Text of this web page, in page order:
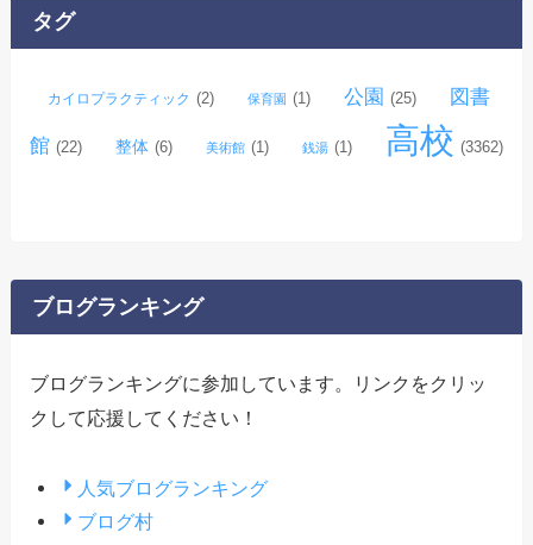
ブ
タグ
カイロプラクティック (2) 保育園 (1) 公園 (25) 図書
館 (22) 整体 (6) 美術館 (1) 銭湯 (1) 高校 (3362)
ブログランキング
ブログランキングに参加しています。リンクをクリッ
クして応援してください！
人気ブログランキング
ブログ村